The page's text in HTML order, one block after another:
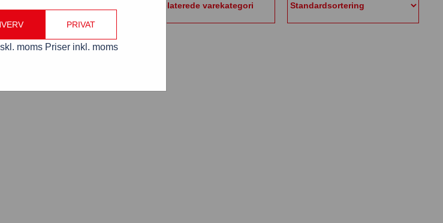
Vælg format / relaterede varekategori
moms
PRIVAT
Priser inkl. moms